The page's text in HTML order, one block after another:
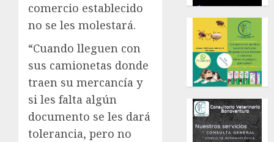
comercio establecido
no se les molestará.
“Cuando lleguen con
sus camionetas donde
traen su mercancía y
si les falta algún
documento se les dará
tolerancia, pero no